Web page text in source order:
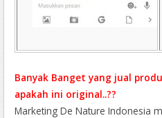
Banyak Banget yang jual
apakah ini original..??
Marketing De Nature Indonesia